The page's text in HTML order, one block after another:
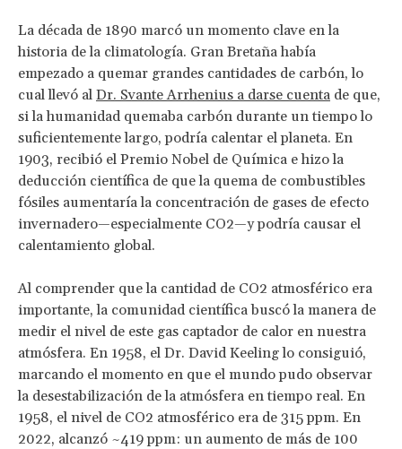
La década de 1890 marcó un momento clave en la
historia de la climatología. Gran Bretaña había
empezado a quemar grandes cantidades de carbón, lo
cual llevó al Dr. Svante Arrhenius a darse cuenta de que,
si la humanidad quemaba carbón durante un tiempo lo
suficientemente largo, podría calentar el planeta. En
1903, recibió el Premio Nobel de Química e hizo la
deducción científica de que la quema de combustibles
fósiles aumentaría la concentración de gases de efecto
invernadero—especialmente CO2—y podría causar el
calentamiento global.
Al comprender que la cantidad de CO2 atmosférico era
importante, la comunidad científica buscó la manera de
medir el nivel de este gas captador de calor en nuestra
atmósfera. En 1958, el Dr. David Keeling lo consiguió,
marcando el momento en que el mundo pudo observar
la desestabilización de la atmósfera en tiempo real. En
1958, el nivel de CO2 atmosférico era de 315 ppm. En
2022, alcanzó ~419 ppm: un aumento de más de 100